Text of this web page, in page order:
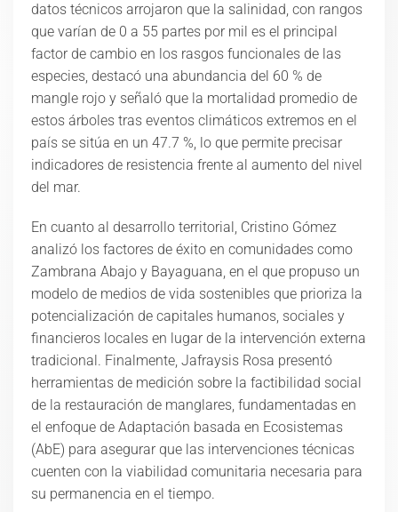
datos técnicos arrojaron que la salinidad, con rangos
que varían de 0 a 55 partes por mil es el principal
factor de cambio en los rasgos funcionales de las
especies, destacó una abundancia del 60 % de
mangle rojo y señaló que la mortalidad promedio de
estos árboles tras eventos climáticos extremos en el
país se sitúa en un 47.7 %, lo que permite precisar
indicadores de resistencia frente al aumento del nivel
del mar.
En cuanto al desarrollo territorial, Cristino Gómez
analizó los factores de éxito en comunidades como
Zambrana Abajo y Bayaguana, en el que propuso un
modelo de medios de vida sostenibles que prioriza la
potencialización de capitales humanos, sociales y
financieros locales en lugar de la intervención externa
tradicional. Finalmente, Jafraysis Rosa presentó
herramientas de medición sobre la factibilidad social
de la restauración de manglares, fundamentadas en
el enfoque de Adaptación basada en Ecosistemas
(AbE) para asegurar que las intervenciones técnicas
cuenten con la viabilidad comunitaria necesaria para
su permanencia en el tiempo.